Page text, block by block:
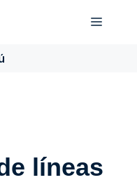
Menú
líneas